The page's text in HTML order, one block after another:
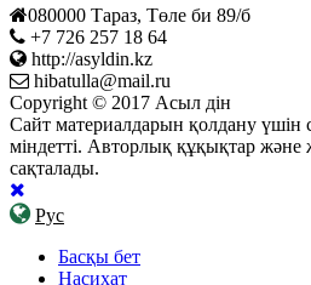
080000 Тараз, Төле би 89/б
+7 726 257 18 64
http://asyldin.kz
hibatulla@mail.ru
Copyright © 2017 Асыл дін
Сайт материалдарын қолдану үшін
міндетті. Авторлық құқықтар
сақталады.
Рус
Басқы бет
Насихат